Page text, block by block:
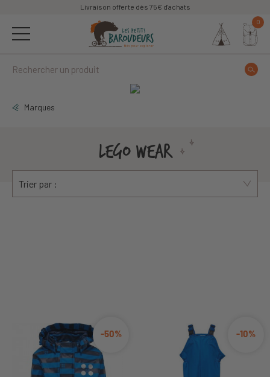
Livraison offerte dès 75€ d'achats
0
Marques
LEGO WEAR
Trier par :
-50% -10%